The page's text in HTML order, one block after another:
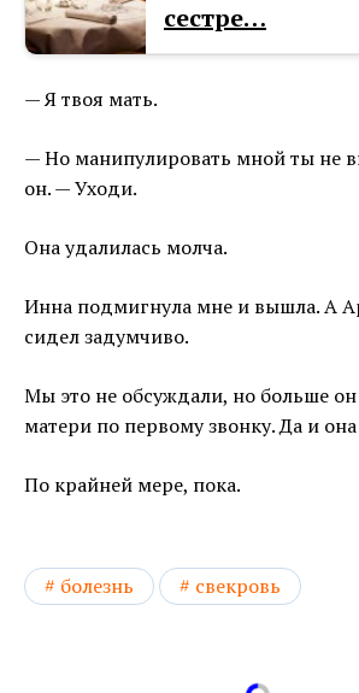
сестре…
— Я твоя мать.
— Но манипулировать мной ты не
он. — Уходи.
Она удалилась молча.
Инна подмигнула мне и вышла. А
сидел задумчиво.
Мы это не обсуждали, но больше он
матери по первому звонку. Да и
По крайней мере, пока.
болезнь свекровь